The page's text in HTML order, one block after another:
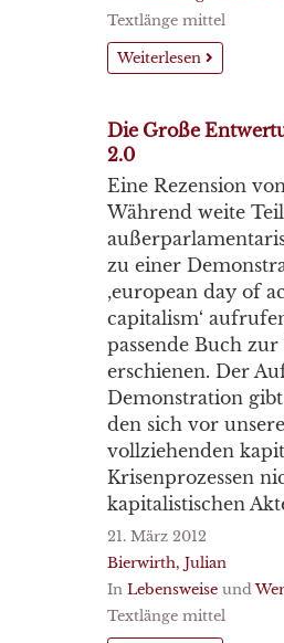
Textlänge mittel
Weiterlesen
Die Große
2.0
Eine Rezension
Während weite
zu einer
,european day of
capitalism‘
passende Buch
erschienen. Der
Demonstration
den sich vor
vollziehenden
Krisenprozessen
kapitalistischen
21. März 2012
Bierwirth, Julian
In Lebensweise und
Textlänge mittel